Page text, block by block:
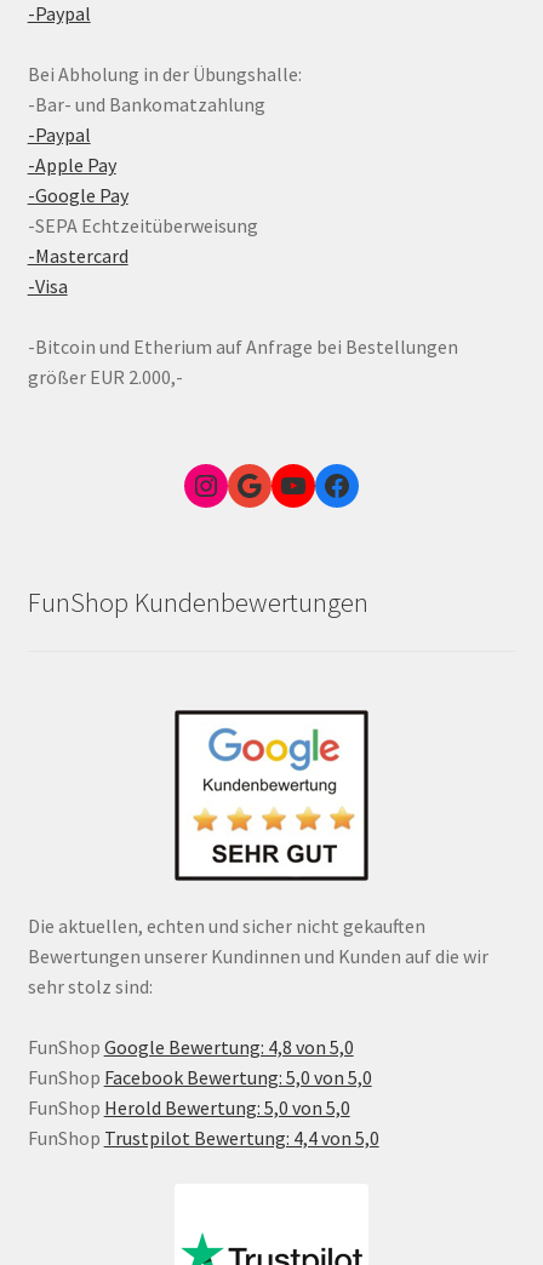
-Paypal
Bei Abholung in der Übungshalle:
-Bar- und Bankomatzahlung
-Paypal
-Apple Pay
-Google Pay
-SEPA Echtzeitüberweisung
-Mastercard
-Visa
-Bitcoin und Etherium auf Anfrage bei Bestellungen
größer EUR 2.000,-
Instagram
Google Link zum FunShop WienYouTubeFacebook
FunShop Kundenbewertungen
Die aktuellen, echten und sicher nicht gekauften
Bewertungen unserer Kundinnen und Kunden auf die wir
sehr stolz sind:
FunShop Google Bewertung: 4,8 von 5,0
FunShop Facebook Bewertung: 5,0 von 5,0
FunShop Herold Bewertung: 5,0 von 5,0
FunShop Trustpilot Bewertung: 4,4 von 5,0